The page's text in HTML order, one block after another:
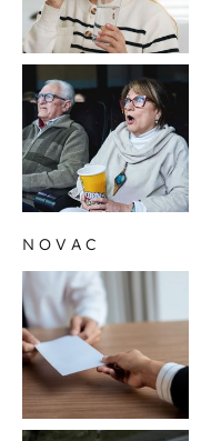
NOVAC